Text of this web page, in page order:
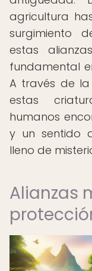
agricultura
surgimiento
estas
fundamental
A través de
estas
humanos
y un sentido
lleno de
Alianzas